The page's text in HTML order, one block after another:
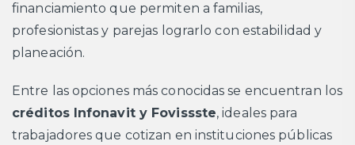
financiamiento que permiten a familias,
profesionistas y parejas lograrlo con estabilidad y
planeación.
Entre las opciones más conocidas se encuentran los
créditos Infonavit y Fovissste, ideales para
trabajadores que cotizan en instituciones públicas